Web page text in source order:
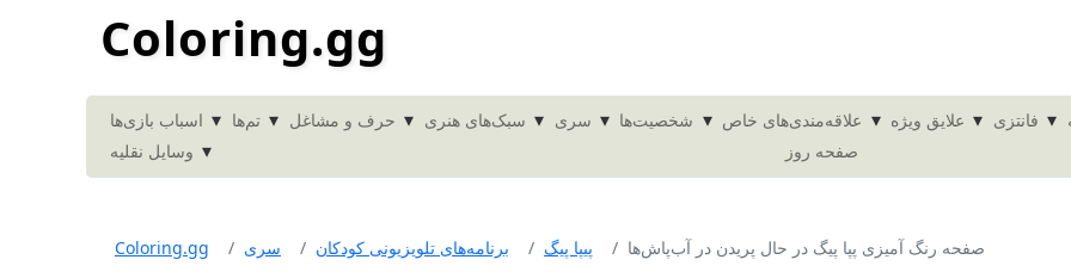
Coloring.gg
اسباب بازی‌ها ▾ تم‌ها ▾ حرف و مشاغل ▾ سبک‌های هنری ▾ سری ▾ شخصیت‌ها ▾ علاقه‌مندی‌های خاص ▾ علایق ویژه ▾ فانتزی ▾
وسایل نقلیه ▾ صفحه روز
Coloring.gg سری برنامه‌های تلویزیونی کودکان پیپا پیگ صفحه رنگ آمیزی پپا پیگ در حال پریدن در آب‌پاش‌ها